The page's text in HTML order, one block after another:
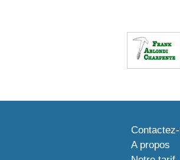
A propos